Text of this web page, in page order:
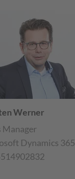
Werner
Manager
Dynamics 365